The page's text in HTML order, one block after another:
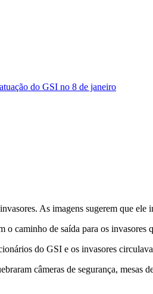
do GSI no 8 de janeiro
As imagens sugerem que ele
caminho de saída para os
do GSI e os invasores
câmeras de segurança,